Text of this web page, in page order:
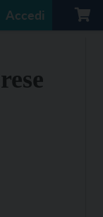
Accedi